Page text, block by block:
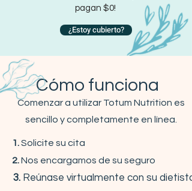
pagan $0!
¿Estoy cubierto?
Cómo funciona
Comenzar a utilizar Totum Nutrition es
sencillo y completamente en línea.
1.Solicite su cita
2.Nos encargamos de su seguro
3. Reúnase virtualmente con su dietista